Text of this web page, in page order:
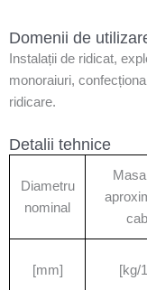
Domenii de
Instalații de ridicat,
monoraiuri,
ridicare.
Detalii tehnice
Diametru
nominal
[mm] [kg/